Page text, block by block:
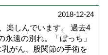
2018-12-24
楽しんでいます。 過去4
遠の別れ。「ぼっち」
がん、股関節の手術を